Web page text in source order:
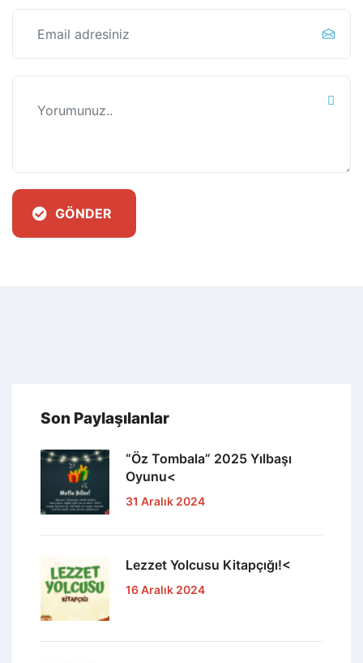
GÖNDER
Son Paylaşılanlar
“Öz Tombala” 2025 Yılbaşı
Oyunu<
31 Aralık 2024
Lezzet Yolcusu Kitapçığı!<
16 Aralık 2024